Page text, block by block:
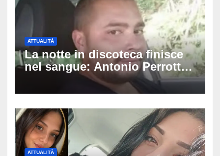
ATTUALITÀ
La notte in discoteca finisce
nel sangue: Antonio Perrotta
pestato a Sangineto, muore a
34 anni e lascia 4 figli
ATTUALITÀ